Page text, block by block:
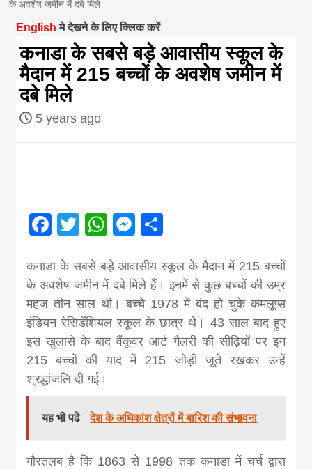
magazine of
Nepal brings
news in hindi
news,
khabar
के अवशेष जमीन में दबे मिले
English मे देखने के लिए क्लिक करें
कनाडा के सबसे बड़े आवासीय स्कूल के
मैदान में 215 बच्चों के अवशेष जमीन में
दबे मिले
5 years ago
Facebook
Twitter
WhatsApp
Messenger
कनाडा के सबसे बड़े आवासीय स्कूल के मैदान में 215 बच्चों
के अवशेष जमीन में दबे मिले हैं। इनमें से कुछ बच्चों की उम्र
महज तीन साल थी। बच्चे 1978 में बंद हो चुके कमलूप्स
इंडियन रेसिडेंशियल स्कूल के छात्र थे। 43 साल बाद हुए
इस खुलासे के बाद वैंकूवर आर्ट गैलरी की सीढ़ियों पर इन
215 बच्चों की याद में 215 जोड़ी जूते रखकर उन्हें
श्रद्धांजलि दी गई।
यह भी पढें देश के अधिकांश क्षेत्रों में बारिश की संभावना
गौरतलब है कि 1863 से 1998 तक कनाडा में चर्च द्वारा